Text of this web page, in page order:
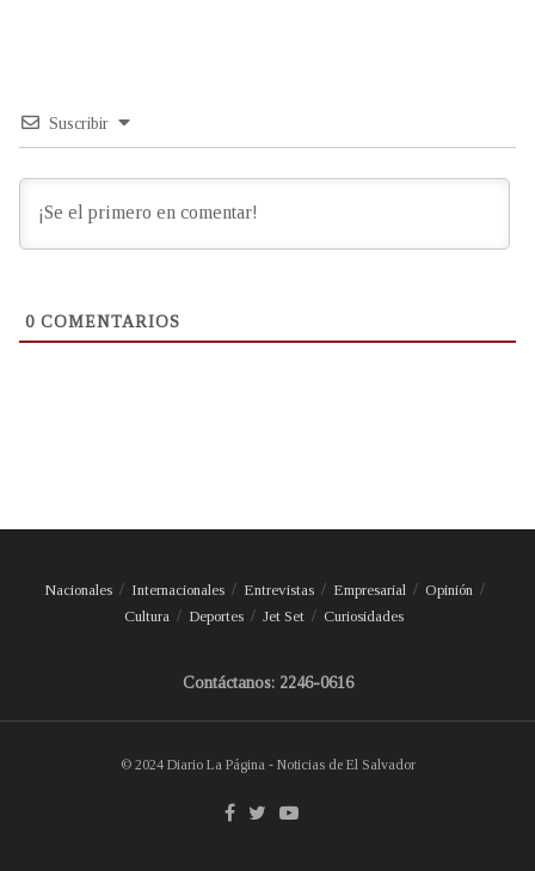
Suscribir
0 COMENTARIOS
Nacionales Internacionales Entrevistas Empresarial
Opinión
Cultura
Deportes Jet Set Curiosidades
Contáctanos: 2246-0616
© 2024 Diario La Página - Noticias de El Salvador